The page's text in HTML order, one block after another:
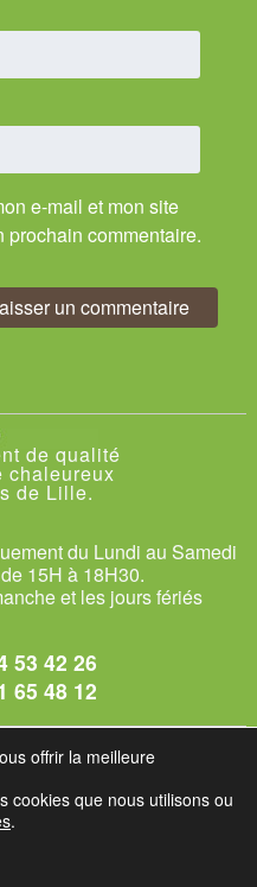
e-mail et mon site
commentaire.
de qualité
chaleureux
de Lille.
du Lundi au Samedi
15H à 18H30.
et les jours fériés
53 42 26
65 48 12
des Chats
Sailly-sur-la-Lys.
et C.G.U
offrir la meilleure
cookies que nous utilisons ou
.